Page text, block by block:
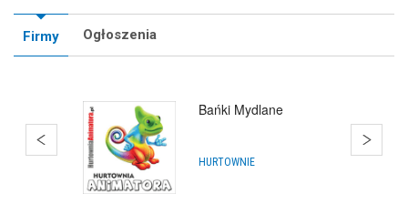
Firmy Ogłoszenia
Bańki Mydlane
HURTOWNIE